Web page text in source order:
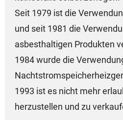
Seit 1979 ist die
und seit 1981 die
asbesthaltigen Produkten
1984 wurde die
1993 ist es nicht mehr
herzustellen und zu